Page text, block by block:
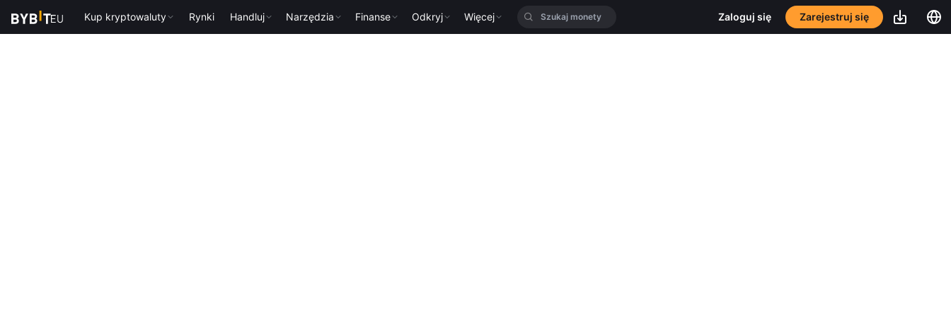
Kup kryptowaluty Rynki Handluj Narzędzia Finanse Odkryj Więcej Zaloguj się Zarejestruj się